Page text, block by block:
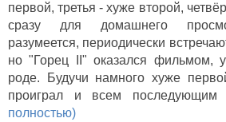
первой, третья - хуже второй,
сразу для домашнего
разумеется, периодически
но "Горец II" оказался фильмом,
роде. Будучи намного хуже
проиграл и всем последующим
полностью)